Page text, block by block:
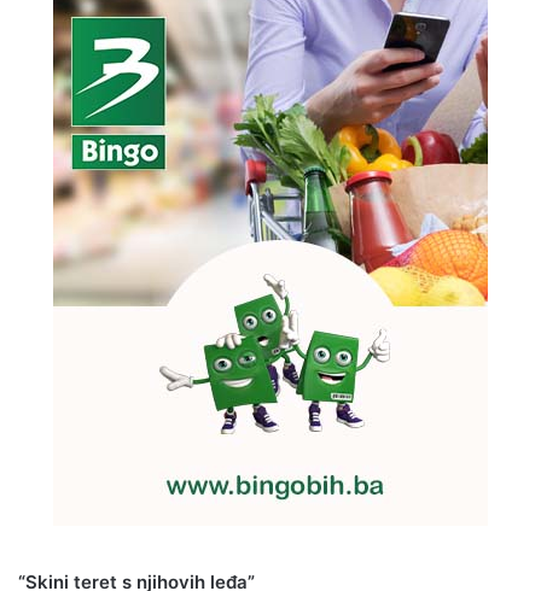
“Skini teret s njihovih leđa”